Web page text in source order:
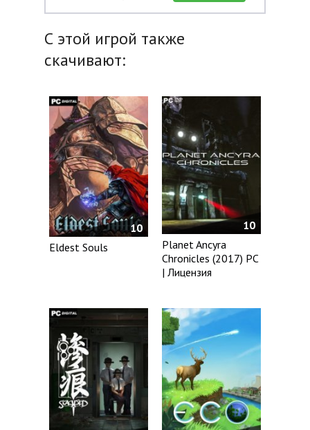
С этой игрой также
скачивают:
10
Eldest Souls
10
Planet Ancyra
Chronicles (2017) PC
| Лицензия